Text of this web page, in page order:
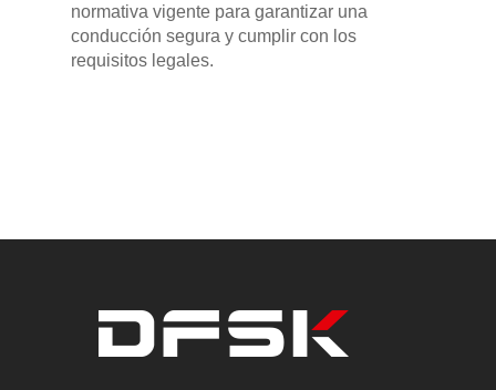
normativa vigente para garantizar una
conducción segura y cumplir con los
requisitos legales.